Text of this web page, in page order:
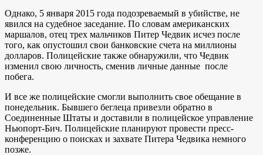
Однако, 5 января 2015 года подозреваемый в убийстве, не
явился на судебное заседание. По словам американских
маршалов, отец трех мальчиков Питер Чедвик исчез после
того, как опустошил свои банковские счета на миллионы
долларов. Полицейские также обнаружили, что Чедвик
изменил свою личность, сменив личные данные после
побега.
И все же полицейские смогли выполнить свое обещание в
понедельник. Бывшего беглеца привезли обратно в
Соединенные Штаты и доставили в полицейское управление
Ньюпорт-Бич. Полицейские планируют провести пресс-
конференцию о поисках и захвате Питера Чедвика немного
позже.